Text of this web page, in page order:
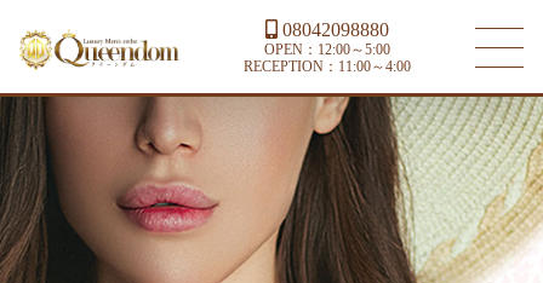
08042098880
OPEN：12:00～5:00
RECEPTION：11:00～4:00